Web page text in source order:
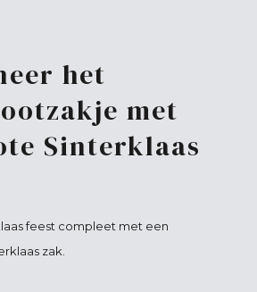
het
met
Sinterklaas
feest compleet met een
zak.